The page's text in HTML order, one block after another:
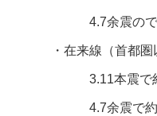
4.7余震の
・在来線（首都
3.11本震で
4.7余震で